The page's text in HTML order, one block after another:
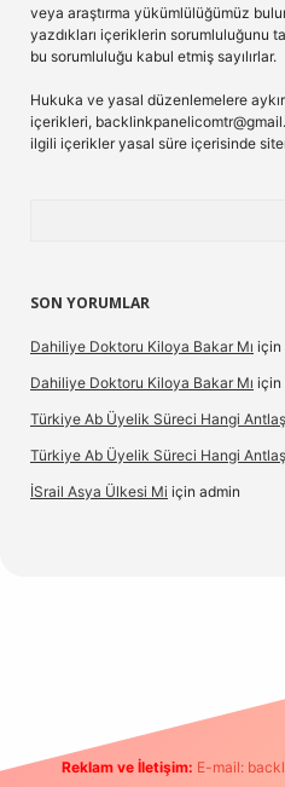
veya araştırma yükümlülüğümüz
yazdıkları içeriklerin sorumluluğunu
bu sorumluluğu kabul etmiş sayılırlar.
Hukuka ve yasal düzenlemelere
içerikleri,
ilgili içerikler yasal süre içerisinde
SON YORUMLAR
Dahiliye Doktoru Kiloya Bakar Mı için
Dahiliye Doktoru Kiloya Bakar Mı için
Türkiye Ab Üyelik Süreci Hangi
Türkiye Ab Üyelik Süreci Hangi
İSrail Asya Ülkesi Mi için admin
Reklam ve İletişim: E-mail: